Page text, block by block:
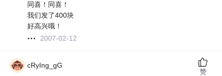
同喜！同喜！
我们发了400块
好高兴哦！
2007-02-12
cRyIng_gG
赞